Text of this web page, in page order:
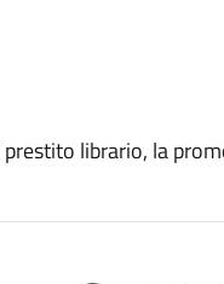
librario, la